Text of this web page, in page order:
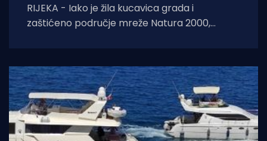
RIJEKA - Iako je žila kucavica grada i
zaštićeno područje mreže Natura 2000,